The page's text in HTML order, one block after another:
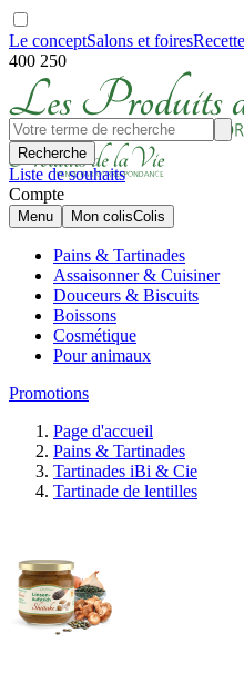
Le conceptSalons et foires
400 250
Recherche
Liste de souhaits
Compte
Menu Mon colisColis
Pains & Tartinades
Assaisonner & Cuisiner
Douceurs & Biscuits
Boissons
Cosmétique
Pour animaux
Promotions
Page d'accueil
Pains & Tartinades
Tartinades iBi & Cie
Tartinade de lentilles